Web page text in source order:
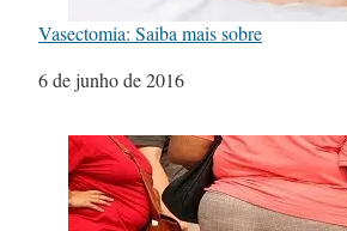
Vasectomia: Saiba mais sobre
Data
6 de junho de 2016